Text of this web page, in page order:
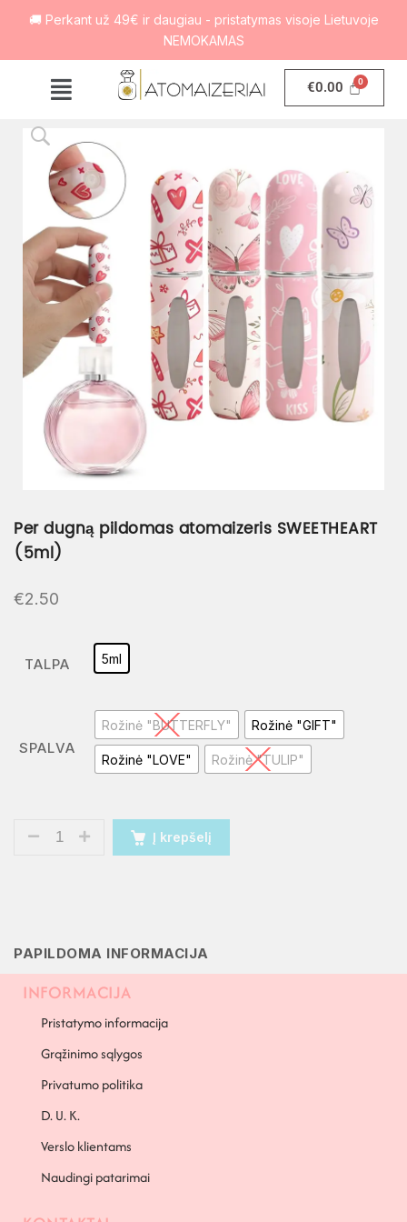
🚚 Perkant už 49€ ir daugiau - pristatymas visoje Lietuvoje
NEMOKAMAS
€0.00
Per dugną pildomas atomaizeris SWEETHEART
(5ml)
€2.50
TALPA 5ml
SPALVA
Rožinė "BUTTERFLY" Rožinė "GIFT"
Rožinė "LOVE" Rožinė "TULIP"
Į krepšelį
PAPILDOMA INFORMACIJA
INFORMACIJA
Pristatymo informacija
Grąžinimo sąlygos
Privatumo politika
D. U. K.
Verslo klientams
Naudingi patarimai